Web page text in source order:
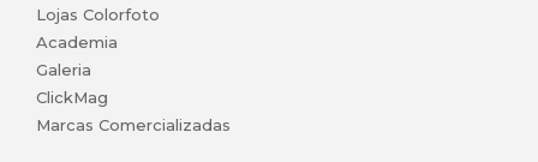
Lojas Colorfoto
Academia
Galeria
ClickMag
Marcas Comercializadas